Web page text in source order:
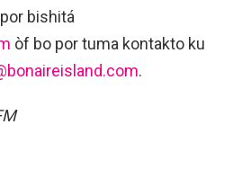
bishitá
òf bo por tuma kontakto ku
.